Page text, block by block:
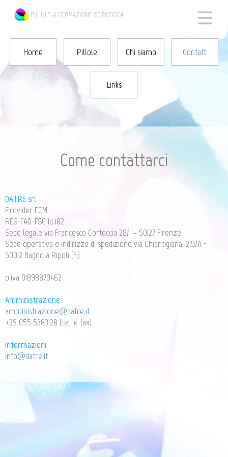
PILLOLE di FORMAZIONE SCIENTIFICA
Home
Pillole
Chi siamo
Contatti
Links
Home Pillole Chi siamo Contatti
Links
Come contattarci
DATRE srl
Provider ECM
RES-FAD-FSC Id 182
Sede legale via Francesco Corteccia 28/1 – 50127 Firenze
Sede operativa e indirizzo di spedizione via Chiantigiana, 219/A -
50012 Bagno a Ripoli (Fi)
p.iva 01898870462
Amministrazione
amministrazione@datre.it
+39 055 5383128 (tel. e fax)
Informazioni
info@datre.it